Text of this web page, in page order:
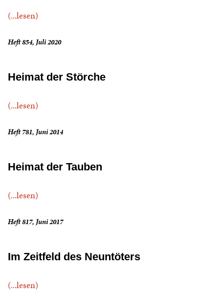
(...lesen)
Heft 854, Juli 2020
Heimat der Störche
(...lesen)
Heft 781, Juni 2014
Heimat der Tauben
(...lesen)
Heft 817, Juni 2017
Im Zeitfeld des Neuntöters
(...lesen)